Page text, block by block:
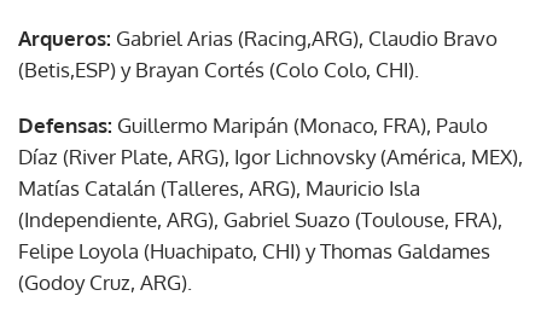
Arqueros: Gabriel Arias (Racing,ARG), Claudio Bravo
(Betis,ESP) y Brayan Cortés (Colo Colo, CHI).
Defensas: Guillermo Maripán (Monaco, FRA), Paulo
Díaz (River Plate, ARG), Igor Lichnovsky (América, MEX),
Matías Catalán (Talleres, ARG), Mauricio Isla
(Independiente, ARG), Gabriel Suazo (Toulouse, FRA),
Felipe Loyola (Huachipato, CHI) y Thomas Galdames
(Godoy Cruz, ARG).